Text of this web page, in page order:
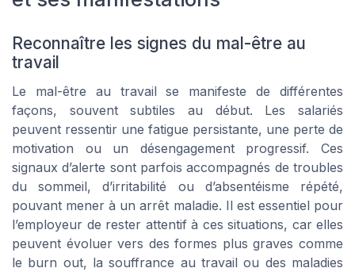
Reconnaître les signes du mal-être au
travail
Le mal-être au travail se manifeste de différentes
façons, souvent subtiles au début. Les salariés
peuvent ressentir une fatigue persistante, une perte de
motivation ou un désengagement progressif. Ces
signaux d’alerte sont parfois accompagnés de troubles
du sommeil, d’irritabilité ou d’absentéisme répété,
pouvant mener à un arrêt maladie. Il est essentiel pour
l’employeur de rester attentif à ces situations, car elles
peuvent évoluer vers des formes plus graves comme
le burn out, la souffrance au travail ou des maladies